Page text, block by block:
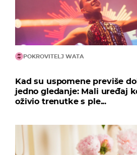
POKROVITELJ WATA
Kad su uspomene previše
jedno gledanje: Mali uređaj
oživio trenutke s ple...